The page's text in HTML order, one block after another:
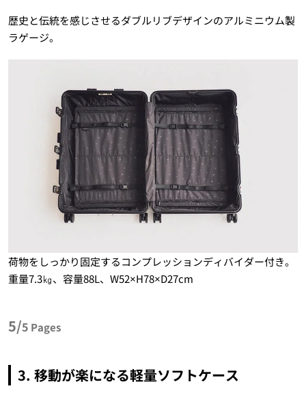
歴史と伝統を感じさせるダブルリブデザインのアルミニウム製
ラゲージ。
荷物をしっかり固定するコンプレッションディバイダー付き。
重量7.3㎏、容量88L、W52×H78×D27cm
5/5 Pages
3. 移動が楽になる軽量ソフトケース